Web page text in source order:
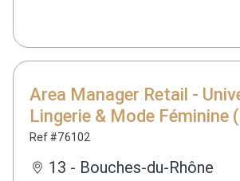
Area Manager Retail -
Lingerie & Mode Féminine
Ref #76102
13 - Bouches-du-Rhône